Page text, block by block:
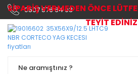
0507 576 64 03
SİPARİŞ VERMEDEN ÖNCE
TEYİT